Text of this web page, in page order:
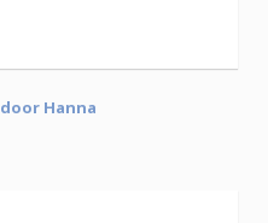
door Hanna